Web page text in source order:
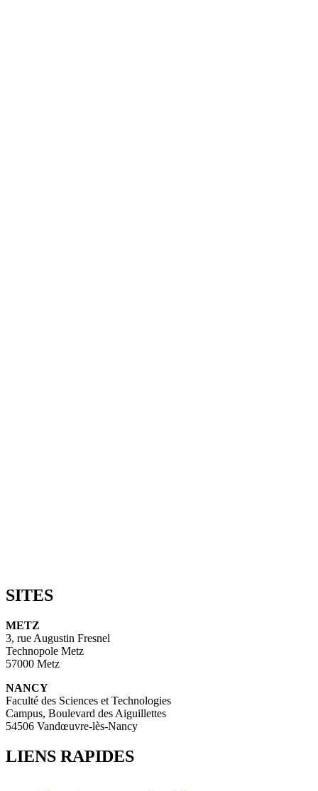
SITES
METZ
3, rue Augustin Fresnel
Technopole Metz
57000 Metz
NANCY
Faculté des Sciences et Technologies
Campus, Boulevard des Aiguillettes
54506 Vandœuvre-lès-Nancy
LIENS RAPIDES